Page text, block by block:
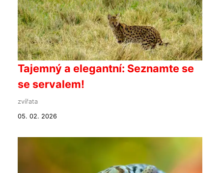
Tajemný a elegantní: Seznamte se
se servalem!
zvířata
05. 02. 2026